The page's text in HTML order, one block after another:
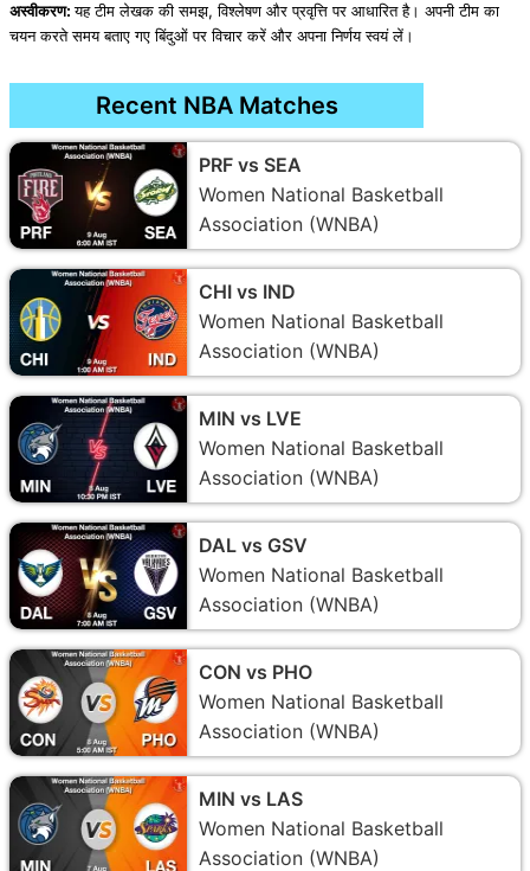
अस्वीकरण:यह टीम लेखक की समझ, विश्लेषण और प्रवृत्ति पर आधारित है। अपनी टीम का
चयन करते समय बताए गए बिंदुओं पर विचार करें और अपना निर्णय स्वयं लें।
Recent NBA Matches
PRF vs SEA
Women National Basketball
Association (WNBA)
CHI vs IND
Women National Basketball
Association (WNBA)
MIN vs LVE
Women National Basketball
Association (WNBA)
DAL vs GSV
Women National Basketball
Association (WNBA)
CON vs PHO
Women National Basketball
Association (WNBA)
MIN vs LAS
Women National Basketball
Association (WNBA)